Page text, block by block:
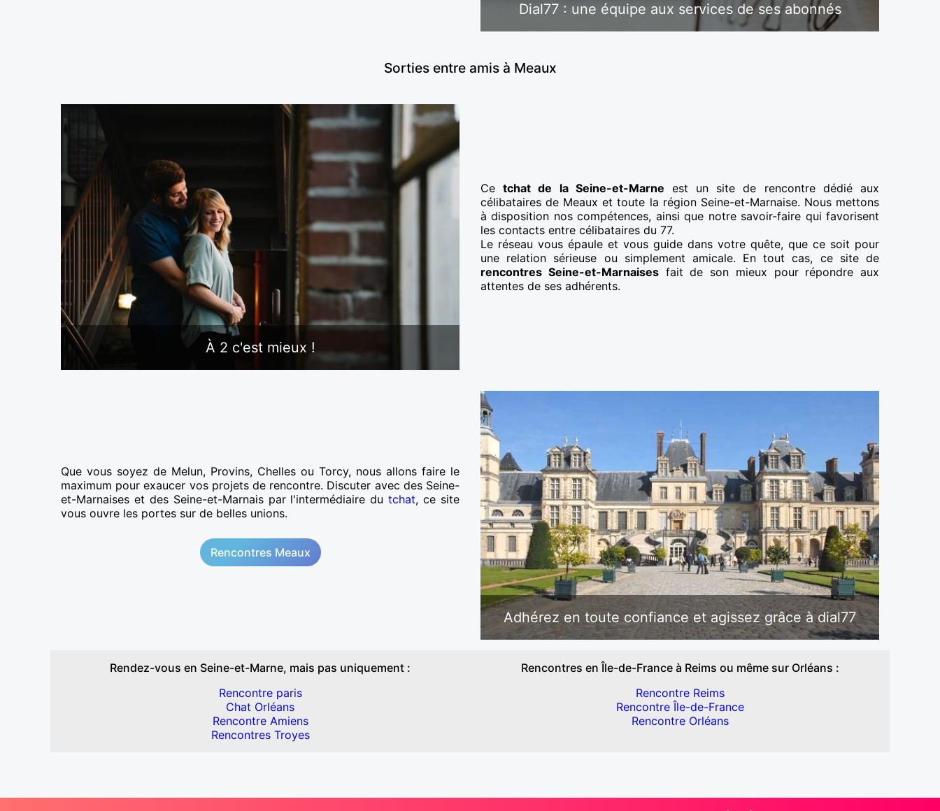
Dial77 : une équipe aux services de ses abonnés
Sorties entre amis à Meaux
À 2 c'est mieux !
Cetchat de la Seine-et-Marne est un site de rencontre dédié aux
célibataires de Meaux et toute la région Seine-et-Marnaise. Nous mettons
à disposition nos compétences, ainsi que notre savoir-faire qui favorisent
les contacts entre célibataires du 77.
Le réseau vous épaule et vous guide dans votre quête, que ce soit pour
une relation sérieuse ou simplement amicale. En tout cas, ce site de
rencontres Seine-et-Marnaisesfait de son mieux pour répondre aux
attentes de ses adhérents.
Adhérez en toute confiance et agissez grâce à dial77
Que vous soyez de Melun, Provins, Chelles ou Torcy, nous allons faire le
maximum pour exaucer vos projets de rencontre. Discuter avec des Seine-
et-Marnaises et des Seine-et-Marnais par l'intermédiaire dutchat, ce site
vous ouvre les portes sur de belles unions.
Rencontres Meaux
Rendez-vous en Seine-et-Marne, mais pas uniquement :
Rencontre paris
Chat Orléans
Rencontre Amiens
Rencontres Troyes
Rencontres en Île-de-France à Reims ou même sur Orléans :
Rencontre Reims
Rencontre Île-de-France
Rencontre Orléans